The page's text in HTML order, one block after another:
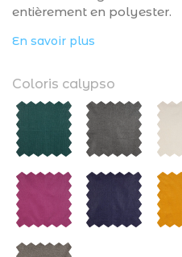
entièrement en polyester.
En savoir plus
Coloris calypso